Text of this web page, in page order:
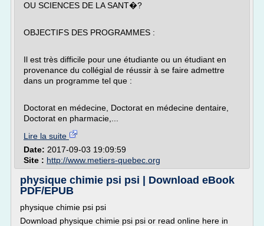
OU SCIENCES DE LA SANT�?
OBJECTIFS DES PROGRAMMES :
Il est très difficile pour une étudiante ou un étudiant en
provenance du collégial de réussir à se faire admettre
dans un programme tel que :
Doctorat en médecine, Doctorat en médecine dentaire,
Doctorat en pharmacie,...
Lire la suite
Date: 2017-09-03 19:09:59
Site : http://www.metiers-quebec.org
physique chimie psi psi | Download eBook
PDF/EPUB
physique chimie psi psi
Download physique chimie psi psi or read online here in